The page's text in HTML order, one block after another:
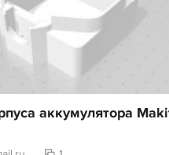
аккумулятора